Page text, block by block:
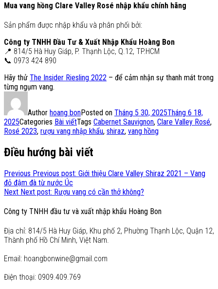
Mua vang hồng Clare Valley Rosé nhập khẩu chính hãng
Sản phẩm được nhập khẩu và phân phối bởi:
Công ty TNHH Đầu Tư & Xuất Nhập Khẩu Hoàng Bon
📍 814/5 Hà Huy Giáp, P. Thạnh Lộc, Q.12, TP.HCM
📞 0973 424 890
Hãy thử The Insider Riesling 2022 – để cảm nhận sự thanh mát trong
từng ngụm vang.
Author hoang bonPosted on Tháng 5 30, 2025Tháng 6 18,
2025Categories Bài viếtTags Cabernet Sauvignon, Clare Valley Rosé,
Rosé 2023, rượu vang nhập khẩu, shiraz, vang hồng
Điều hướng bài viết
Previous Previous post: Giới thiệu Clare Valley Shiraz 2021 – Vang
đỏ đậm đà từ nước Úc
Next Next post: Rượu vang có cần thở không?
Công ty TNHH đầu tư và xuất nhập khẩu Hoàng Bon
Địa chỉ: 814/5 Hà Huy Giáp, Khu phố 2, Phường Thạnh Lộc, Quận 12,
Thành phố Hồ Chí Minh, Việt Nam.
Email: hoangbonwine@gmail.com
Điện thoại: 0909.409.769